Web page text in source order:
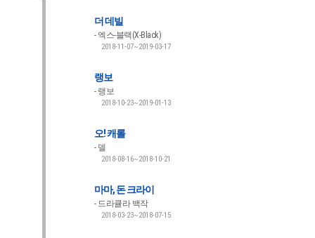
더 데빌
엑스-블랙(X-Black)
2018-11-07~2019-03-17
랭보
랭보
2018-10-23~2019-01-13
오! 캐롤
델
2018-08-16~2018-10-21
마마, 돈 크라이
드라큘라 백작
2018-03-23~2018-07-15